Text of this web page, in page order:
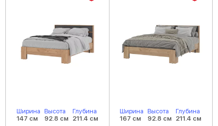
Ширина
147 см
Высота
92.8 см
Глубина
211.4 см
Ширина
167 см
Высота
92.8 см
Глубина
211.4 см